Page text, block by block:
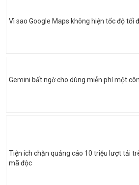
Vì sao Google Maps không hiện tốc độ tối
Gemini bất ngờ cho dùng miễn phí một
Tiện ích chặn quảng cáo 10 triệu lượt tải
mã độc